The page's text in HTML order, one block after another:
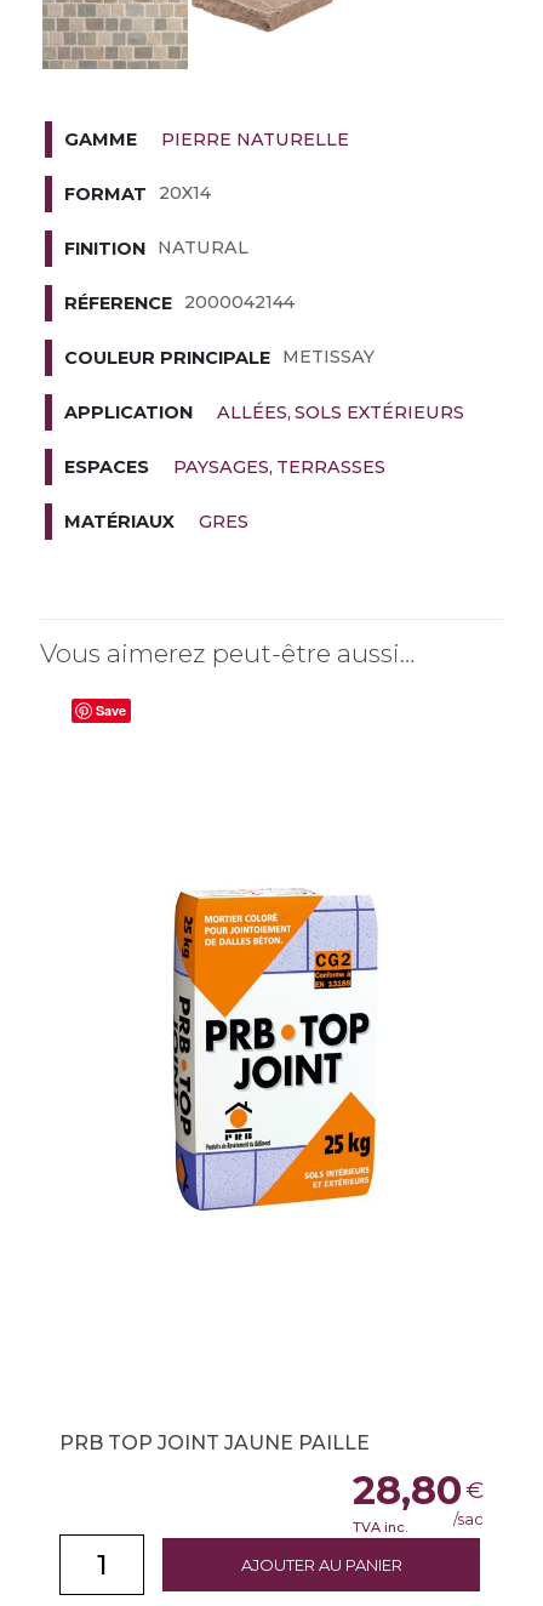
GAMME PIERRE NATURELLE
FORMAT 20X14
FINITION NATURAL
RÉFERENCE 2000042144
COULEUR PRINCIPALE METISSAY
APPLICATION ALLÉES SOLS EXTÉRIEURS
ESPACES PAYSAGES TERRASSES
MATÉRIAUX GRES
Vous aimerez peut-être aussi…
Save
PRB TOP JOINT JAUNE PAILLE
AJOUTER AU PANIER
28,80€
TVA inc. /sac